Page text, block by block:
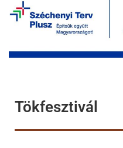
Tökfesztivál